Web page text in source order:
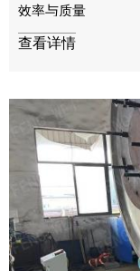
效率与质量
查看详情